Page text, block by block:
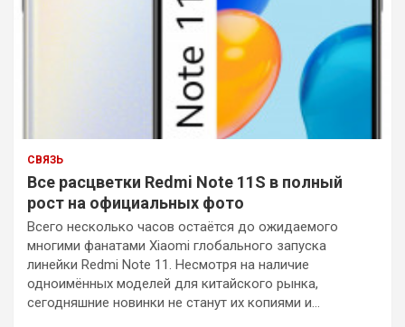
СВЯЗЬ
Все расцветки Redmi Note 11S в полный
рост на официальных фото
Всего несколько часов остаётся до ожидаемого
многими фанатами Xiaomi глобального запуска
линейки Redmi Note 11. Несмотря на наличие
одноимённых моделей для китайского рынка,
сегодняшние новинки не станут их копиями и…